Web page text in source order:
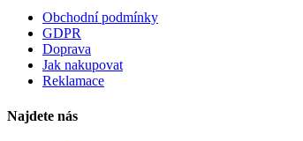
Obchodní podmínky
GDPR
Doprava
Jak nakupovat
Reklamace
Najdete nás